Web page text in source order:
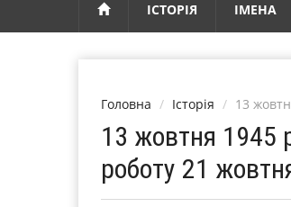
ІСТОРІЯ ІМЕНА
Головна Історія 13
13 жовтня 1945
роботу 21